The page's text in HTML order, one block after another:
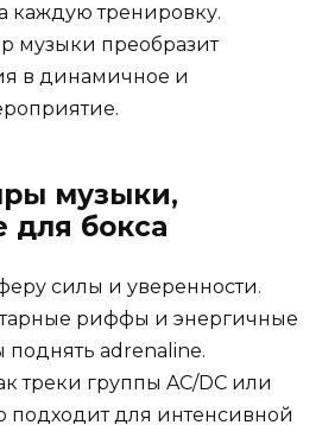
каждую тренировку.
музыки преобразит
в динамичное и
музыки,
для бокса
силы и уверенности.
риффы и энергичные
adrenaline.
треки группы AC/DC или
подходит для интенсивной